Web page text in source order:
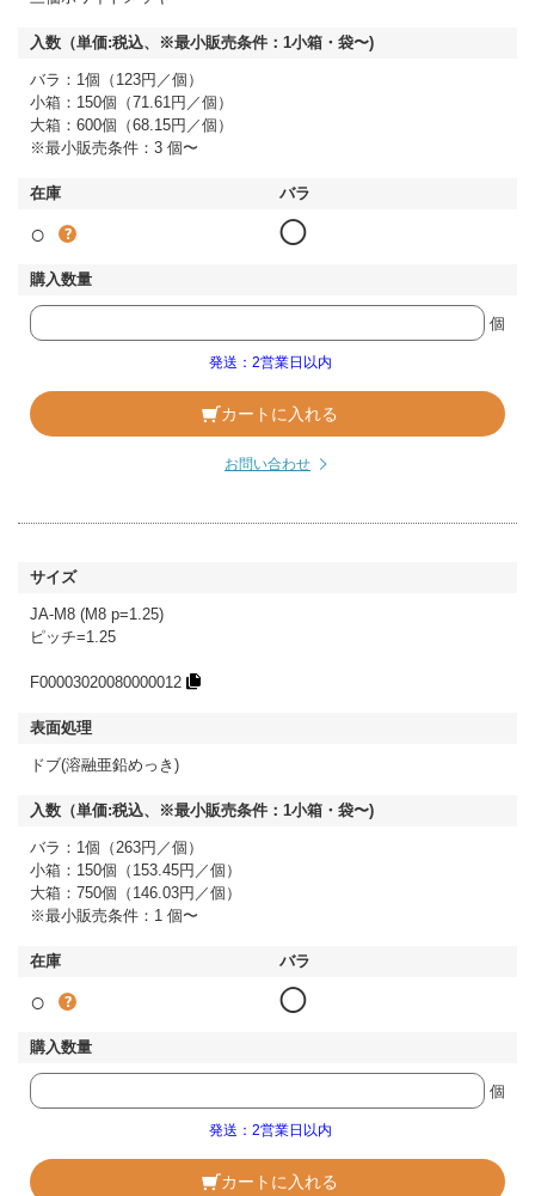
バラ：1個（123円／個）
小箱：150個（71.61円／個）
大箱：600個（68.15円／個）
※最小販売条件：3 個〜
○ ◯
個
発送：2営業日以内
カートに入れる
お問い合わせ
JA-M8 (M8 p=1.25)
ピッチ=1.25
F00003020080000012
ドブ(溶融亜鉛めっき)
バラ：1個（263円／個）
小箱：150個（153.45円／個）
大箱：750個（146.03円／個）
※最小販売条件：1 個〜
○ ◯
個
発送：2営業日以内
カートに入れる